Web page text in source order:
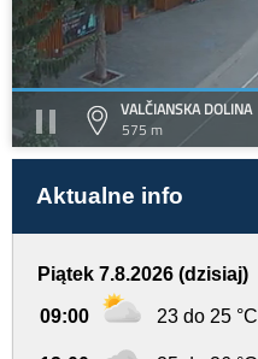
VALČIANSKA DOLINA
575 m
Aktualne info
Piątek 7.8.2026 (dzisiaj)
09:00 23 do 25 °C